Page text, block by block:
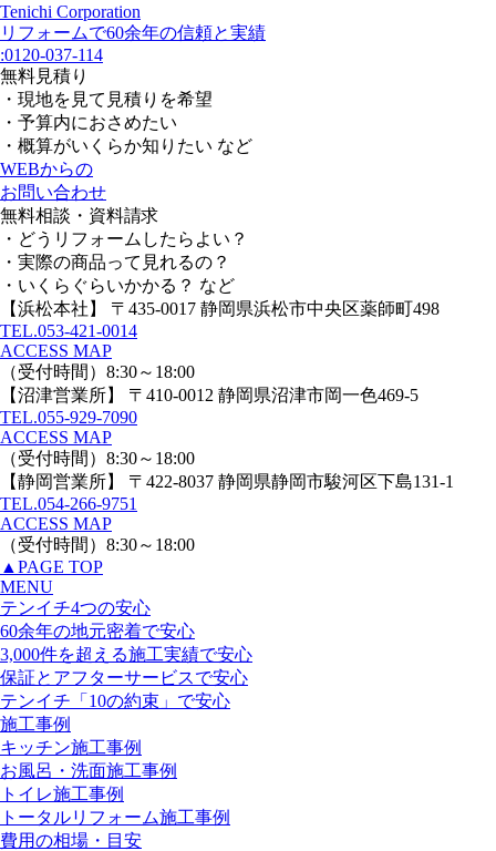
Tenichi Corporation
リフォームで60余年の信頼と実績
:0120-037-114
無料見積り
・現地を見て見積りを希望
・予算内におさめたい
・概算がいくらか知りたい など
WEBからの
お問い合わせ
無料相談・資料請求
・どうリフォームしたらよい？
・実際の商品って見れるの？
・いくらぐらいかかる？ など
【浜松本社】
〒435-0017 静岡県浜松市中央区薬師町498
TEL.053-421-0014
ACCESS MAP
（受付時間）8:30～18:00
【沼津営業所】
〒410-0012 静岡県沼津市岡一色469-5
TEL.055-929-7090
ACCESS MAP
（受付時間）8:30～18:00
【静岡営業所】
〒422-8037 静岡県静岡市駿河区下島131-1
TEL.054-266-9751
ACCESS MAP
（受付時間）8:30～18:00
▲ PAGE TOP
MENU
テンイチ4つの安心
60余年の地元密着で安心
3,000件を超える施工実績で安心
保証とアフターサービスで安心
テンイチ「10の約束」で安心
施工事例
キッチン施工事例
お風呂・洗面施工事例
トイレ施工事例
トータルリフォーム施工事例
費用の相場・目安